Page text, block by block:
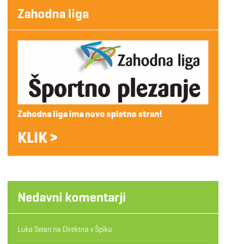
Zahodna liga
Zahodna liga ima novo spletno stran!
KLIK >
Nedavni komentarji
Luka Selan na Direktna v Špiku